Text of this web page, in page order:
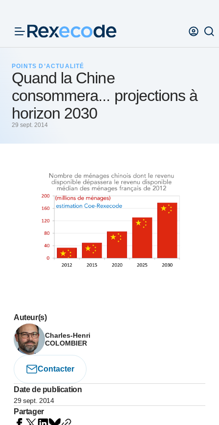
POINTS D’ACTUALITÉ
Quand la Chine
consommera... projections à
horizon 2030
29 sept. 2014
Auteur(s)
Charles-Henri
COLOMBIER
Contacter
Date de publication
29 sept. 2014
Partager